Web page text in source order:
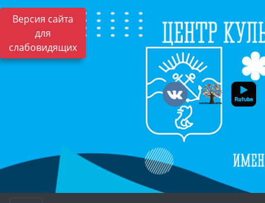
Версия сайта
для
слабовидящих